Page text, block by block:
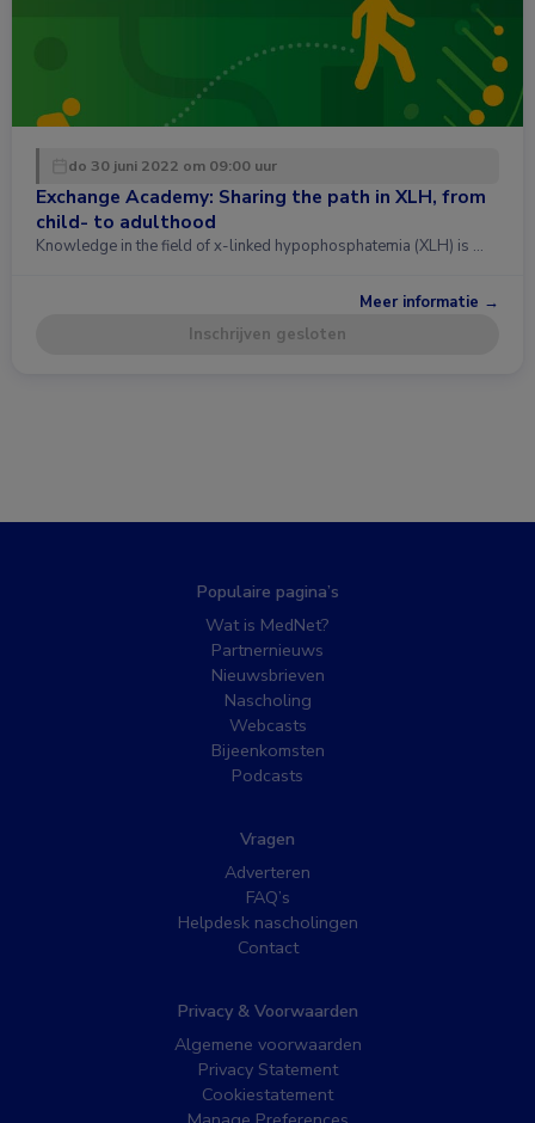
do 30 juni 2022 om 09:00 uur
Exchange Academy: Sharing the path in XLH, from
child- to adulthood
Knowledge in the field of x-linked hypophosphatemia (XLH) is …
Meer informatie →
Inschrijven gesloten
Populaire pagina’s
Wat is MedNet?
Partnernieuws
Nieuwsbrieven
Nascholing
Webcasts
Bijeenkomsten
Podcasts
Vragen
Adverteren
FAQ’s
Helpdesk nascholingen
Contact
Privacy & Voorwaarden
Algemene voorwaarden
Privacy Statement
Cookiestatement